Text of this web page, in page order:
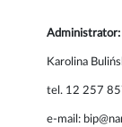
Administrator:
Karolina
tel. 12 257
e-mail: